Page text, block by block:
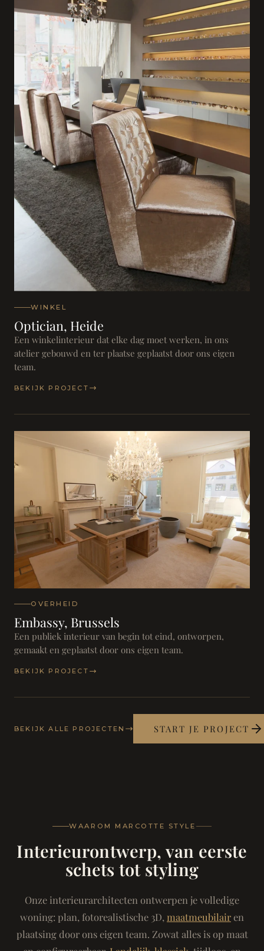
WINKEL
Optician, Heide
Een winkelinterieur dat elke dag moet werken, in ons
atelier gebouwd en ter plaatse geplaatst door ons eigen
team.
BEKIJK PROJECT
OVERHEID
Embassy, Brussels
Een publiek interieur van begin tot eind, ontworpen,
gemaakt en geplaatst door ons eigen team.
BEKIJK PROJECT
BEKIJK ALLE PROJECTEN START JE PROJECT
WAAROM MARCOTTE STYLE
Interieurontwerp, van eerste
schets tot styling
Onze interieurarchitecten ontwerpen je volledige
woning: plan, fotorealistische 3D, maatmeubilairen
plaatsing door ons eigen team. Zowat alles is op maat